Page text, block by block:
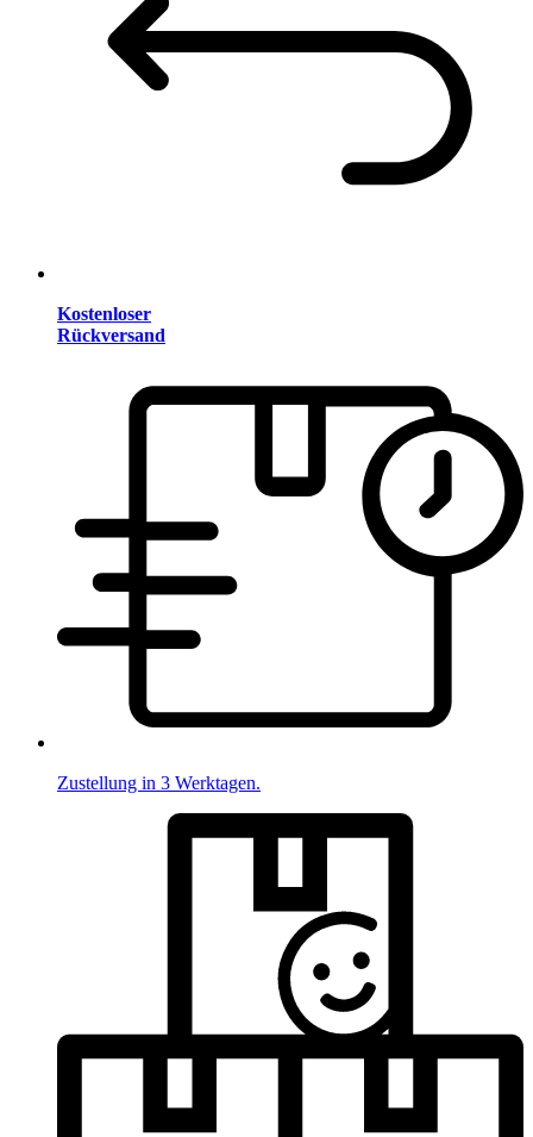
Kostenloser
Rückversand
Zustellung in 3 Werktagen.